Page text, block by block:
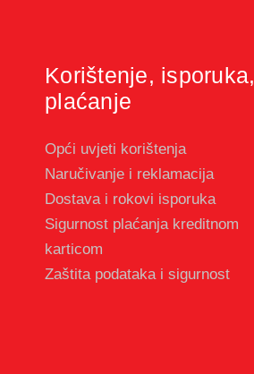
Korištenje, isporuka,
plaćanje
Opći uvjeti korištenja
Naručivanje i reklamacija
Dostava i rokovi isporuka
Sigurnost plaćanja kreditnom
karticom
Zaštita podataka i sigurnost